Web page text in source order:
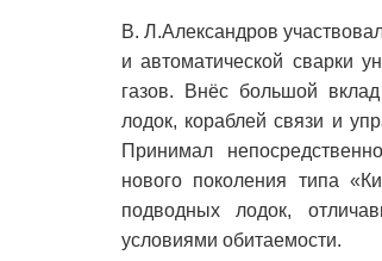
В. Л.Александров
и автоматической сварки
газов. Внёс большой
лодок, кораблей связи и
Принимал
нового поколения типа
подводных лодок,
условиями обитаемости.